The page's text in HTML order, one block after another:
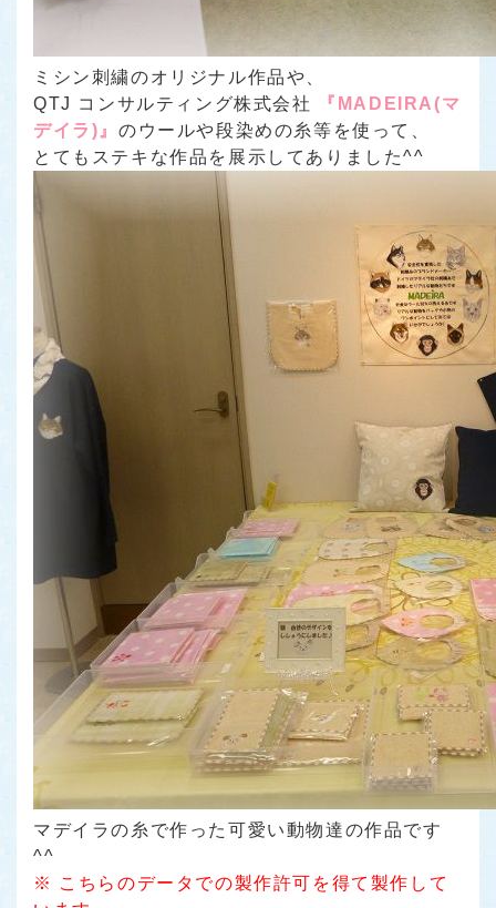
ミシン刺繍のオリジナル作品や、
QTJ コンサルティング株式会社
『MADEIRA(マ
デイラ)』 のウールや段染めの糸等を使って、
とてもステキな作品を展示してありました^^
マデイラの糸で作った可愛い動物達の作品です
^^
※ こちらのデータでの製作許可を得て製作して